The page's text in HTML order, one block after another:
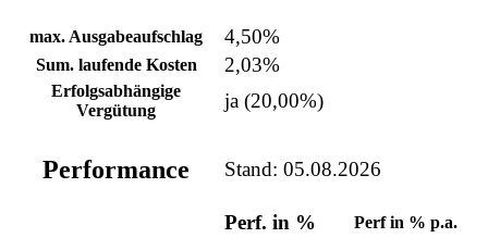
max. Ausgabeaufschlag 4,50%
Sum. laufende Kosten 2,03%
Erfolgsabhängige
Vergütung
ja (20,00%)
Performance Stand: 05.08.2026
Perf. in %
Perf in % p.a.